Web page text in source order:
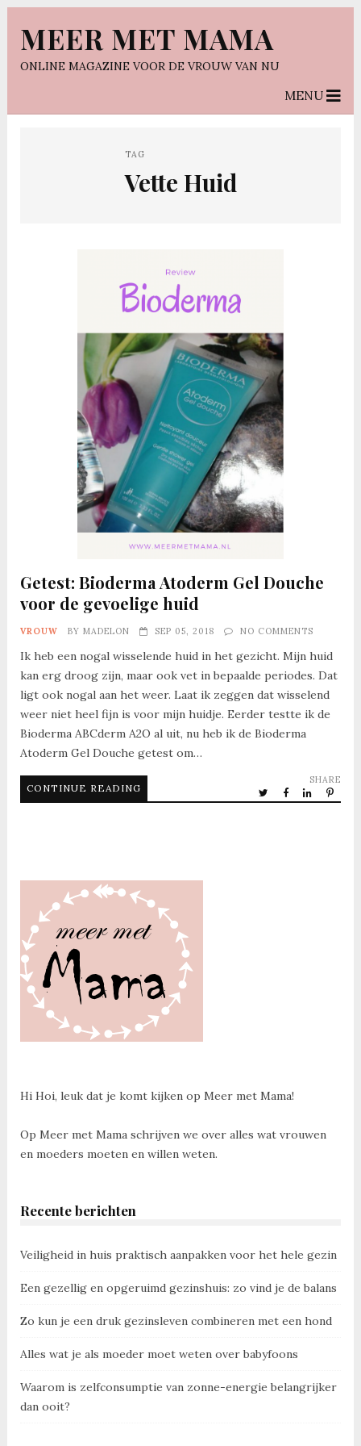
MEER MET MAMA
ONLINE MAGAZINE VOOR DE VROUW VAN NU
MENU
TAG
Vette Huid
Getest: Bioderma Atoderm Gel Douche
voor de gevoelige huid
VROUW BY MADELON SEP 05, 2018 NO COMMENTS
Ik heb een nogal wisselende huid in het gezicht. Mijn huid
kan erg droog zijn, maar ook vet in bepaalde periodes. Dat
ligt ook nogal aan het weer. Laat ik zeggen dat wisselend
weer niet heel fijn is voor mijn huidje. Eerder testte ik de
Bioderma ABCderm A2O al uit, nu heb ik de Bioderma
Atoderm Gel Douche getest om…
CONTINUE READING
SHARE
Hi Hoi, leuk dat je komt kijken op Meer met Mama!
Op Meer met Mama schrijven we over alles wat vrouwen
en moeders moeten en willen weten.
Recente berichten
Veiligheid in huis praktisch aanpakken voor het hele gezin
Een gezellig en opgeruimd gezinshuis: zo vind je de balans
Zo kun je een druk gezinsleven combineren met een hond
Alles wat je als moeder moet weten over babyfoons
Waarom is zelfconsumptie van zonne-energie belangrijker
dan ooit?